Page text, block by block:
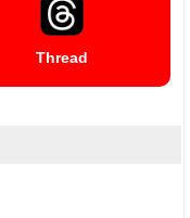
Thread